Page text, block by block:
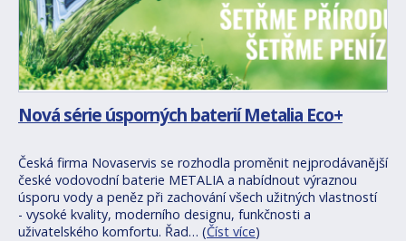
Nová série úsporných baterií Metalia Eco+
Česká firma Novaservis se rozhodla proměnit nejprodávanější
české vodovodní baterie METALIA a nabídnout výraznou
úsporu vody a peněz při zachování všech užitných vlastností
- vysoké kvality, moderního designu, funkčnosti a
uživatelského komfortu. Řad… (Číst více)